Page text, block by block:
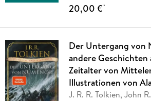
20,00 €*
Der Untergang von
andere Geschichten
Zeitalter von
Illustrationen von
J. R. R. Tolkien, John